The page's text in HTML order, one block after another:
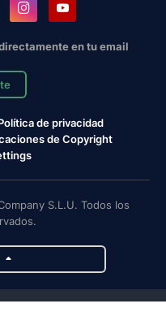
en tu email
de privacidad
de Copyright
S.L.U. Todos los